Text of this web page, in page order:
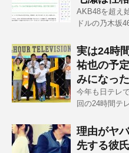
AKB48を超え
ドルの乃木坂46
実は24時
祐也の予
みになっ
今年も日テレ
回の24時間テ
理由がヤ
先する彼